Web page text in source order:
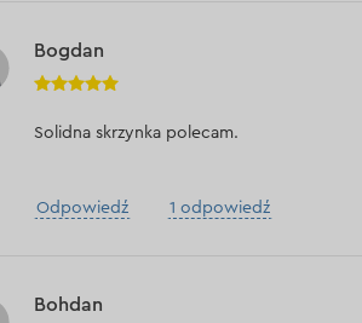
Bogdan
Solidna skrzynka polecam.
Odpowiedź 1 odpowiedź
Bohdan